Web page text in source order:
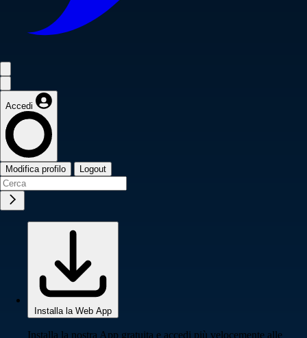
Accedi
Modifica profilo Logout
Installa la Web App
Installa la nostra App gratuita e accedi più velocemente alle